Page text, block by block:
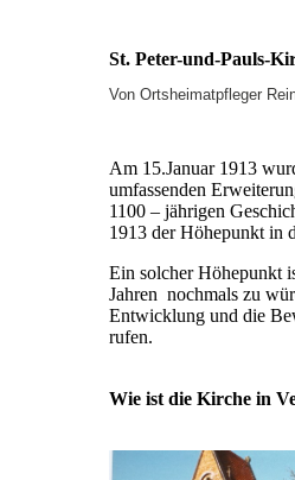
St. Peter-und-Pauls-
Von Ortsheimatpfleger
Am 15.Januar 1913
umfassenden
1100 – jährigen
1913 der Höhepunkt in
Ein solcher Höhepunkt
Jahren nochmals zu
Entwicklung und die
rufen.
Wie ist die Kirche in